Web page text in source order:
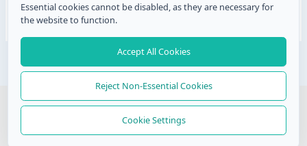
Post
navigation
© 2026 QR Form Generator. All rights reserved
Essential cookies cannot be disabled, as they are necessary for
the website to function.
Accept All Cookies
Reject Non-Essential Cookies
Cookie Settings